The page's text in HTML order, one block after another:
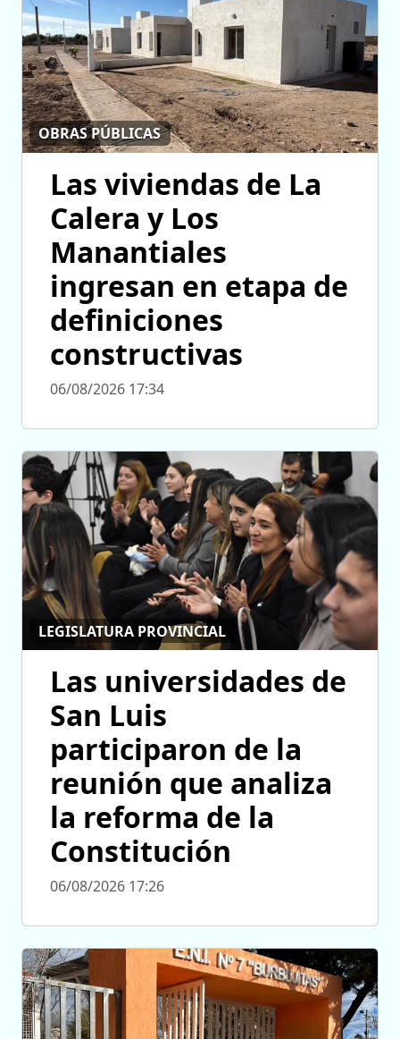
OBRAS PÚBLICAS
Las viviendas de La
Calera y Los
Manantiales
ingresan en etapa de
definiciones
constructivas
06/08/2026 17:34
LEGISLATURA PROVINCIAL
Las universidades de
San Luis
participaron de la
reunión que analiza
la reforma de la
Constitución
06/08/2026 17:26